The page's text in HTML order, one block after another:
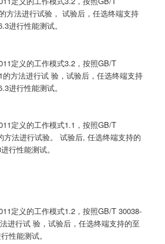
方法进行试验， 试验后，任选终端支持
进行性能测试。
定义的工作模式3.2，按照GB/T
的方法进行试 验，试验后，任选终端支持
进行性能测试。
定义的工作模式1.1，按照GB/T
方法进行试验。 试验后, 任选终端支持的
行性能测试。
定义的工作模式1.2，按照GB/T 30038-
进行试 验，试验后，任选终端支持的至
性能测试。